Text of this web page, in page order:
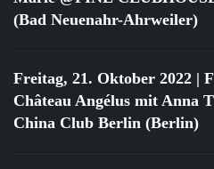
(Bad Neuenahr-Ahrweiler)
Freitag, 21. Oktober 2022 |
Château Angélus mit Anna
China Club Berlin (Berlin)